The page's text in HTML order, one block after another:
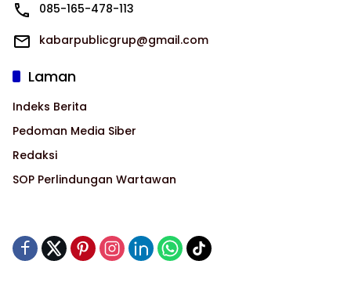
085-165-478-113
kabarpublicgrup@gmail.com
Laman
Indeks Berita
Pedoman Media Siber
Redaksi
SOP Perlindungan Wartawan